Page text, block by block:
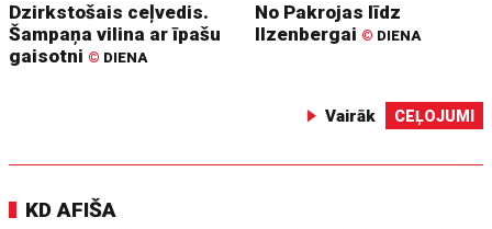
Dzirkstošais ceļvedis.
Šampaņa vilina ar īpašu
gaisotni © DIENA
No Pakrojas līdz
Ilzenbergai © DIENA
Vairāk CEĻOJUMI
KD AFIŠA